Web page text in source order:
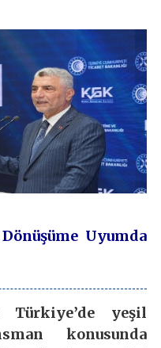
Uyumda
yeşil
konusunda